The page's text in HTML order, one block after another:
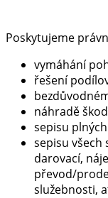
Poskytujeme
vymáhání
řešení
náhradě
sepisu
sepisu všech
darovací,
převod/
služebnosti,